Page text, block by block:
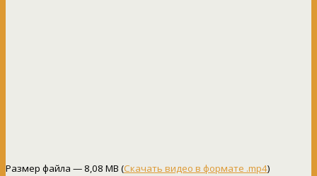
Размер файла — 8,08 MB (Скачать видео в формате .mp4)